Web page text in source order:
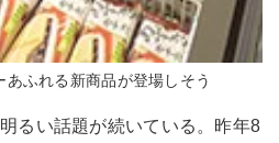
ふれる新商品が登場しそう
るい話題が続いている。昨年8